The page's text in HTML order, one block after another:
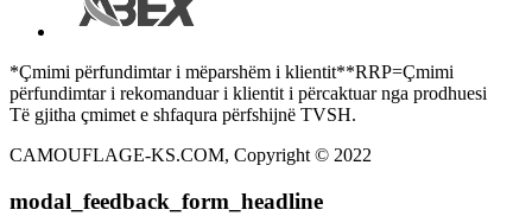
*Çmimi përfundimtar i mëparshëm i klientit**RRP=Çmimi
përfundimtar i rekomanduar i klientit i përcaktuar nga prodhuesi
Të gjitha çmimet e shfaqura përfshijnë TVSH.
CAMOUFLAGE-KS.COM, Copyright © 2022
modal_feedback_form_headline